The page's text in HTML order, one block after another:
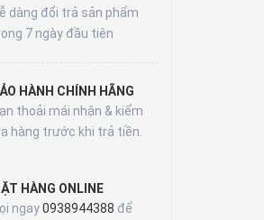
dàng đổi trả sản phẩm
7 ngày đầu tiên
HÀNH CHÍNH HÃNG
thoải mái nhận & kiểm
hàng trước khi trả tiền.
HÀNG ONLINE
ngay0938944388 để